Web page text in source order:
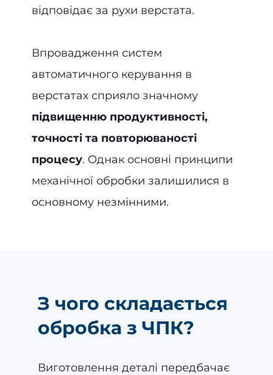
відповідає за рухи верстата.
Впровадження систем
автоматичного керування в
верстатах сприяло значному
підвищенню продуктивності,
точності та повторюваності
процесу. Однак основні принципи
механічної обробки залишилися в
основному незмінними.
З чого складається
обробка з ЧПК?
Виготовлення деталі передбачає